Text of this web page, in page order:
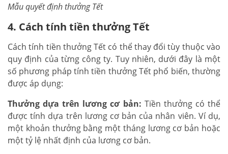
Mẫu quyết định thưởng Tết
4. Cách tính tiền thưởng Tết
Cách tính tiền thưởng Tết có thể thay đổi tùy thuộc vào
quy định của từng công ty. Tuy nhiên, dưới đây là một
số phương pháp tính tiền thưởng Tết phổ biến, thường
được áp dụng:
Thưởng dựa trên lương cơ bản: Tiền thưởng có thể
được tính dựa trên lương cơ bản của nhân viên. Ví dụ,
một khoản thưởng bằng một tháng lương cơ bản hoặc
một tỷ lệ nhất định của lương cơ bản.